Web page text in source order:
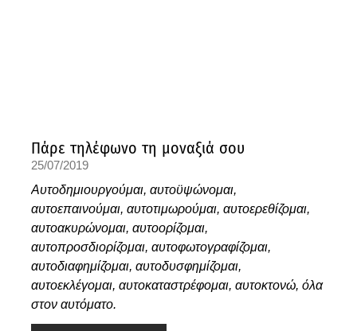
Πάρε τηλέφωνο τη μοναξιά σου
25/07/2019
Αυτοδημιουργούμαι, αυτοϋψώνομαι,
αυτοεπαινούμαι, αυτοτιμωρούμαι, αυτοερεθίζομαι,
αυτοακυρώνομαι, αυτοορίζομαι,
αυτοπροσδιορίζομαι, αυτοφωτογραφίζομαι,
αυτοδιαφημίζομαι, αυτοδυσφημίζομαι,
αυτοεκλέγομαι, αυτοκαταστρέφομαι, αυτοκτονώ, όλα
στον αυτόματο.